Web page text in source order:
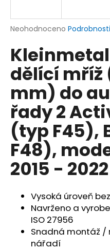
Průměrné
produktu
je
0,0
z
5
hvězdiček.
Neohodnoceno
dělící mříž
mm) do
řady 2
(typ F45),
F48),
2015 - 2022
Vysoká úroveň
Navrženo a
ISO 27956
Snadná montáž
nářadí
j
t
?
D
o